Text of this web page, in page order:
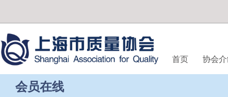
首页 协会
会员在线